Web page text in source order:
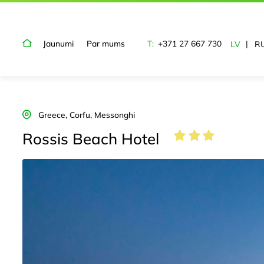
Jaunumi Par mums T: +371 27 667 730 LV
Greece, Corfu, Messonghi
Rossis Beach Hotel